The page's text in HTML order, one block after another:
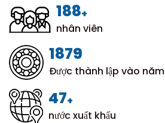
200+
nhân viên
1999
Được thành lập vào năm
50+
nước xuất khẩu